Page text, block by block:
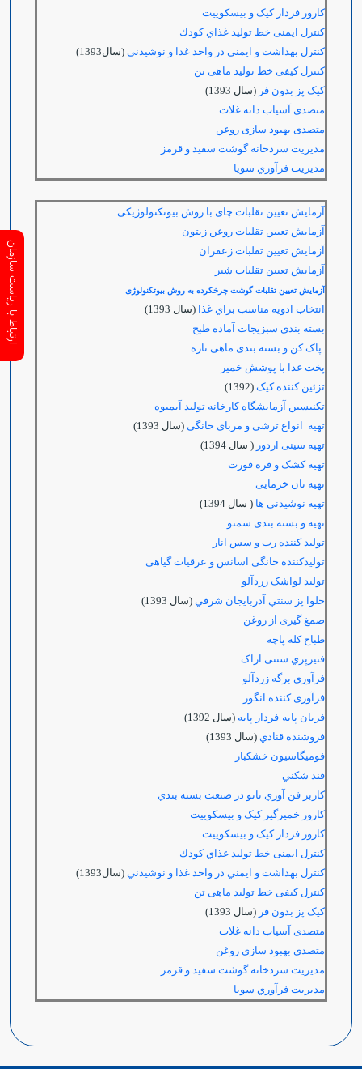
کارور فردار کیک و بیسکوییت
کنترل ایمنی خط تولید غذاي كودك
كنترل بهداشت و ايمني در واحد غذا و نوشيدني (سال1393)
کنترل کیفی خط تولید ماهی تن
کیک پز بدون فر (سال 1393)
متصدی آسیاب دانه غلات
متصدی بهبود سازی روغن
مدیریت سردخانه گوشت سفید و قرمز
مديريت فرآوري سويا
آزمایش تعیین تقلبات چای با روش بیوتکنولوژیکی
آزمایش تعیین تقلبات روغن زیتون
آزمایش تعیین تقلبات زعفران
آزمایش تعیین تقلبات شیر
آزمایش تعیین تقلبات گوشت چرخکرده به روش بیوتکنولوژی
انتخاب ادويه مناسب براي غذا (سال 1393)
بسته بندي سبزيجات آماده طبخ
پاک کن و بسته بندی ماهی تازه
پخت غذا با پوشش خمیر
تزئین کننده کیک (1392)
تکنیسین آزمایشگاه کارخانه تولید آبمیوه
تهیه انواع ترشی و مربای خانگی (سال 1393)
تهیه سینی اردور ( سال 1394)
تهیه کشک و قره قورت
تهیه نان خرمایی
تهیه نوشیدنی ها ( سال 1394)
تهیه و بسته بندی سمنو
توليد كننده رب و سس انار
تولیدکننده خانگی اسانس و عرقیات گیاهی
تولید لواشک زردآلو
حلوا پز سنتي آذربايجان شرقي (سال 1393)
صمغ گیری از روغن
طباخ كله پاچه
فتيرپزي سنتی اراک
فرآوری برگه زردآلو
فرآوری کننده انگور
فربان پایه-فردار پایه (سال 1392)
فروشنده قنادي (سال 1393)
فومیگاسیون خشکبار
قند شكني
كاربر فن آوري نانو در صنعت بسته بندي
کارور خمیرگیر کیک و بیسکوییت
کارور فردار کیک و بیسکوییت
کنترل ایمنی خط تولید غذاي كودك
كنترل بهداشت و ايمني در واحد غذا و نوشيدني (سال1393)
کنترل کیفی خط تولید ماهی تن
کیک پز بدون فر (سال 1393)
متصدی آسیاب دانه غلات
متصدی بهبود سازی روغن
مدیریت سردخانه گوشت سفید و قرمز
مديريت فرآوري سويا
ارتباط با ریاست سازمان